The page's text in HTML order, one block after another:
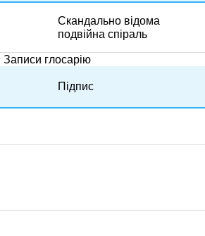
Скандально відома
подвійна спіраль
Записи глосарію
Підпис